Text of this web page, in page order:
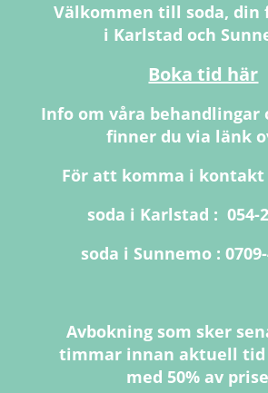
Välkommen till soda, din
i Karlstad och
Boka tid här
Info om våra behandlingar
finner du via länk
För att komma i kontakt
soda i Karlstad : 054-
soda i Sunnemo :
Avbokning som sker
timmar innan aktuell tid
med 50% av